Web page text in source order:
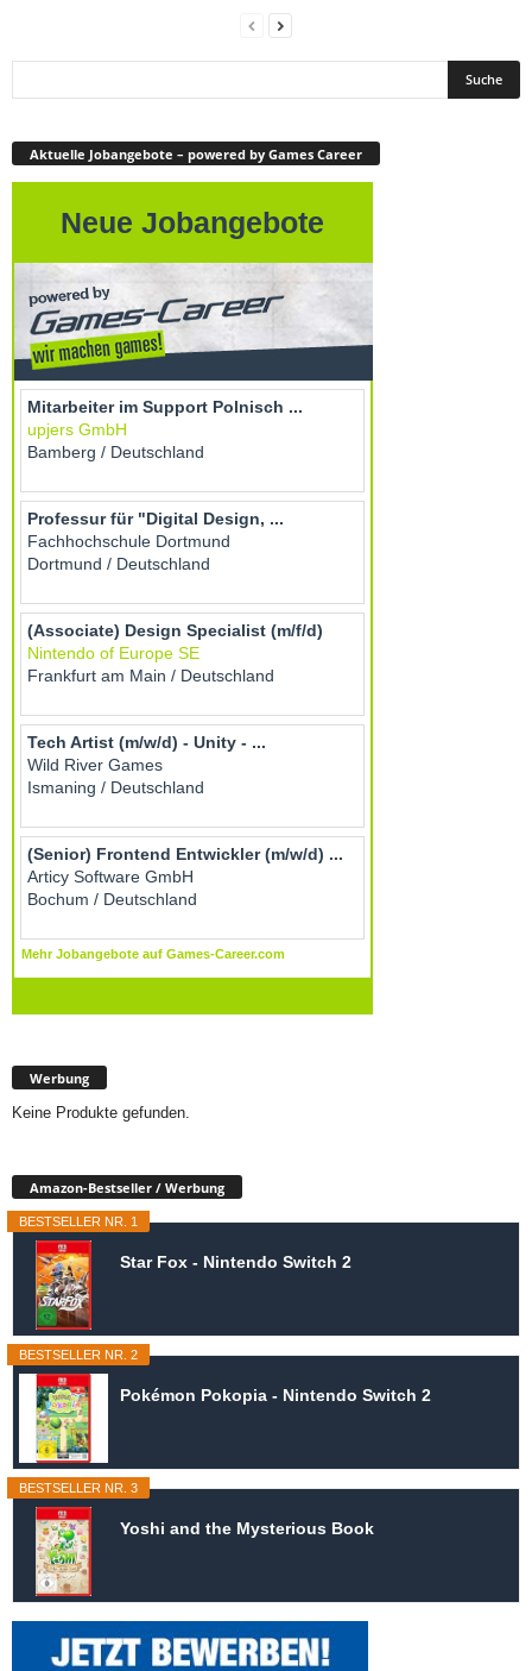
Aktuelle Jobangebote – powered by Games Career
Werbung
Keine Produkte gefunden.
Amazon-Bestseller / Werbung
BESTSELLER NR. 1
Star Fox - Nintendo Switch 2
BESTSELLER NR. 2
Pokémon Pokopia - Nintendo Switch 2
BESTSELLER NR. 3
Yoshi and the Mysterious Book